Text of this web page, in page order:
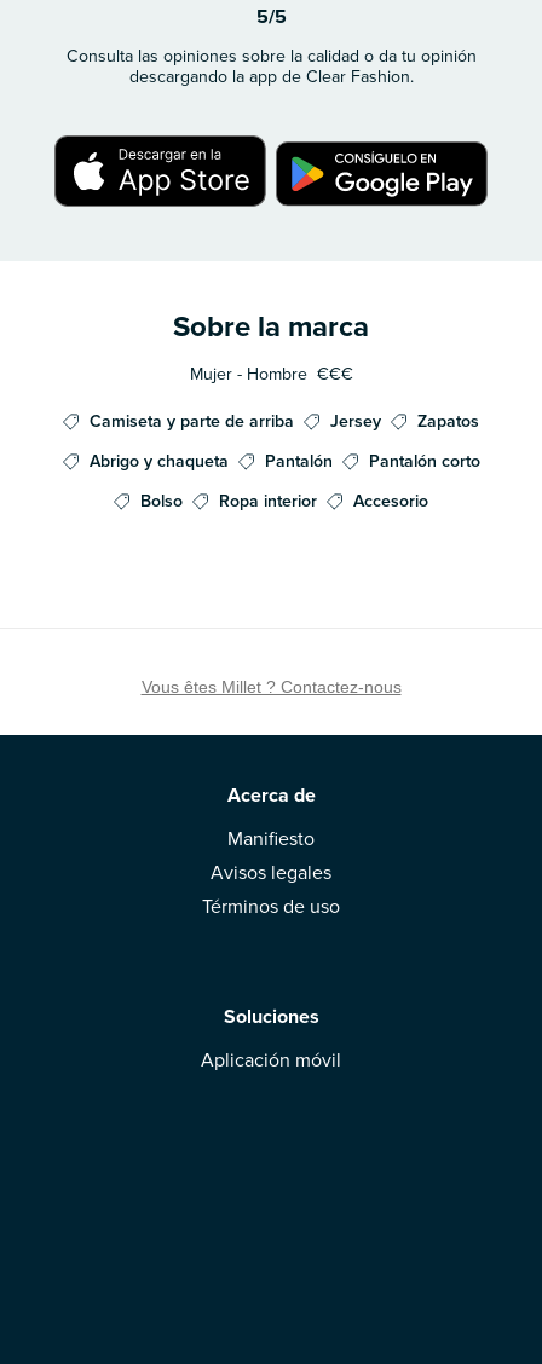
5/5
Consulta las opiniones sobre la calidad o da tu opinión
descargando la app de Clear Fashion.
Sobre la marca
Mujer - Hombre €€€
Camiseta y parte de arriba Jersey
Zapatos
Abrigo y chaqueta
Pantalón
Pantalón corto
Bolso
Ropa interior Accesorio
Vous êtes Millet ? Contactez-nous
Acerca de
Manifiesto
Avisos legales
Términos de uso
Soluciones
Aplicación móvil